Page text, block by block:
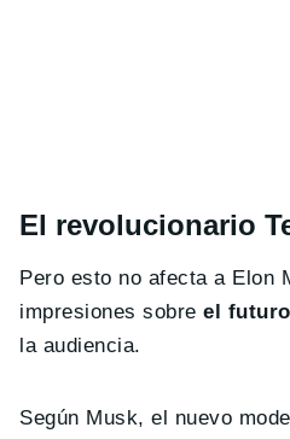
El revolucionario
Pero esto no afecta a Elon
impresiones sobreel
la audiencia.
Según Musk, el nuevo